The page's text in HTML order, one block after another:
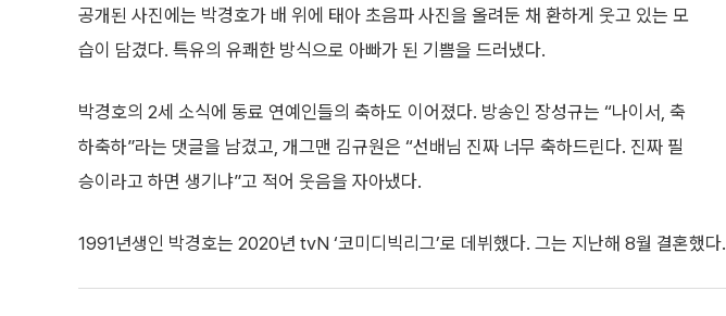
공개된 사진에는 박경호가 배 위에 태아 초음파 사진을 올려둔 채 환하게 웃고 있는 모
습이 담겼다. 특유의 유쾌한 방식으로 아빠가 된 기쁨을 드러냈다.
박경호의 2세 소식에 동료 연예인들의 축하도 이어졌다. 방송인 장성규는 “나이서, 축
하축하”라는 댓글을 남겼고, 개그맨 김규원은 “선배님 진짜 너무 축하드린다. 진짜 필
승이라고 하면 생기냐”고 적어 웃음을 자아냈다.
1991년생인 박경호는 2020년 tvN ‘코미디빅리그’로 데뷔했다. 그는 지난해 8월 결혼했다.